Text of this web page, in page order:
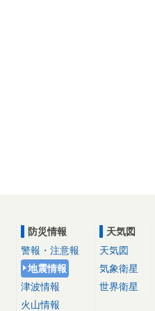
防災情報
警報・注意報
地震情報
津波情報
火山情報
天気図
天気図
気象衛星
世界衛星